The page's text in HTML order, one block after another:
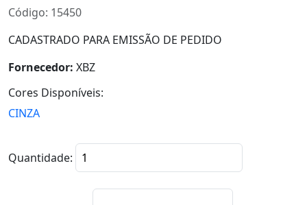
Código: 15450
CADASTRADO PARA EMISSÃO DE PEDIDO
Fornecedor: XBZ
Cores Disponíveis:
CINZA
Quantidade: